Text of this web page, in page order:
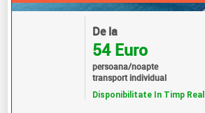
De la
54 Euro
persoana/noapte
transport individual
Disponibilitate In Timp Real